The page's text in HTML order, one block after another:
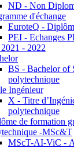
ND - Non
d'échange
EuroteQ -
PEI - Echanges
- 2022
BS - Bachelor of
polytechnique
Ingénieur
X - Titre
polytechnique
de formation
-MSc&T
MScT-AI-ViC -